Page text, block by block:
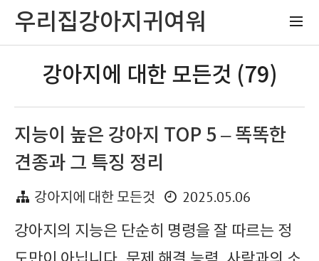
우리집강아지귀여워
강아지에 대한 모든것 (79)
지능이 높은 강아지 TOP 5 – 똑똑한
견종과 그 특징 정리
강아지에 대한 모든것
2025.05.06
강아지의 지능은 단순히 명령을 잘 따르는 정